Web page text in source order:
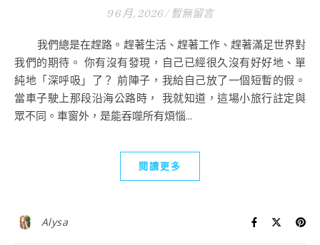
9 6 月, 2026 / 暫無留言
我們總是在趕路。趕著生活、趕著工作、趕著滿足世界對
我們的期待。 你有沒有發現，自己已經很久沒有好好地、單
純地「深呼吸」了？ 前陣子，我給自己放了一個短暫的假。
當車子駛上那段沿海公路時， 我就知道，這場小旅行註定與
眾不同。車窗外，是能吞噬所有煩惱...
閱讀更多
Alysa